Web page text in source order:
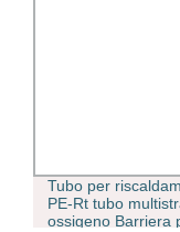
Tubo per
PE-Rt tubo
ossigeno Barriera